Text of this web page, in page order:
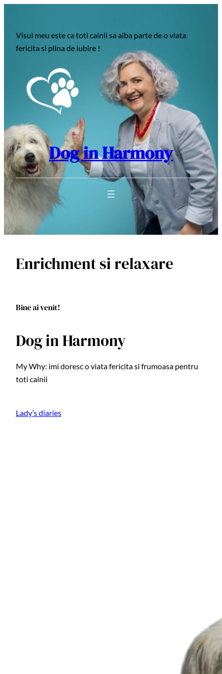
conținut
Visul meu este ca toti cainii sa aiba parte de o viata
fericita si plina de iubire !
Dog in Harmony
Enrichment si relaxare
Bine ai venit!
Dog in Harmony
My Why: imi doresc o viata fericita si frumoasa pentru
toti cainii
Lady’s diaries